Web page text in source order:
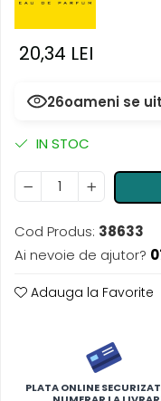
20,34 LEI
26oameni se
IN STOC
Cod Produs: 38633
Ai nevoie de ajutor?
Adauga la Favorite
PLATA ONLINE